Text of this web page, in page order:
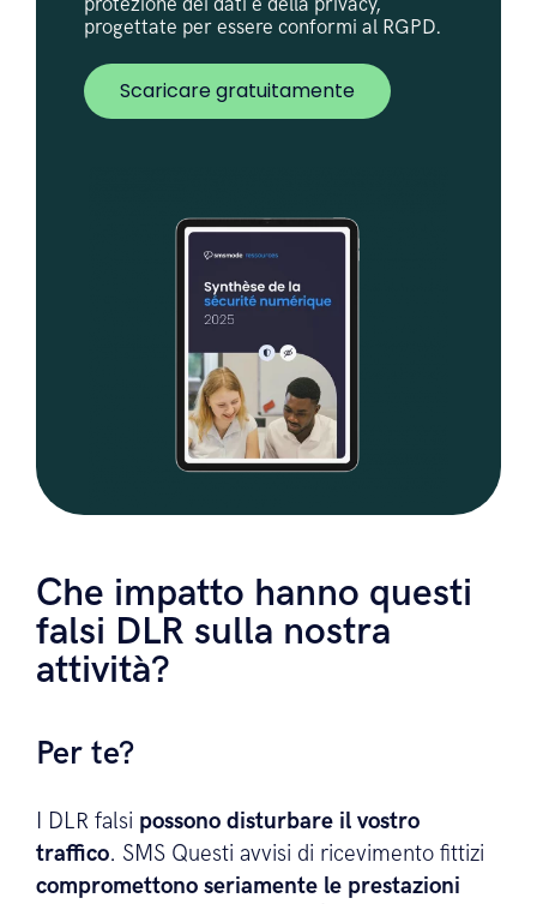
progettate per essere conformi al RGPD.
Scaricare gratuitamente
Che impatto hanno questi
falsi DLR sulla nostra
attività?
Per te?
I DLR falsi possono disturbare il vostro
traffico. SMS Questi avvisi di ricevimento fittizi
compromettono seriamente le prestazioni